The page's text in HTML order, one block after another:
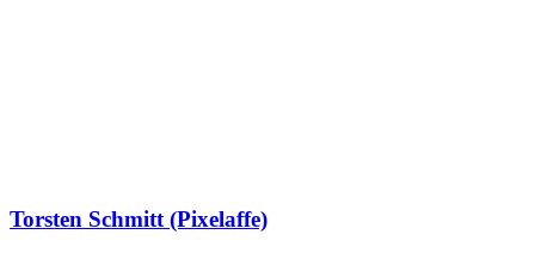
Torsten Schmitt (Pixelaffe)